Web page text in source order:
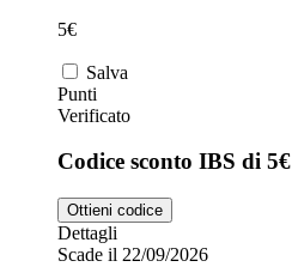
Privé by
Zalando
Salute e
Scarpe
5€
Salva
Punti
Verificato
Codice sconto IBS di 5€
Ottieni codice
Dettagli
Scade il 22/09/2026